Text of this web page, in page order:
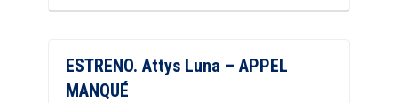
ESTRENO. Attys Luna – APPEL
MANQUÉ